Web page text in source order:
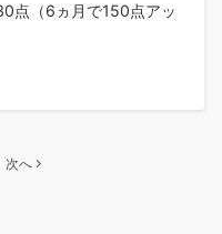
点（6ヵ月で150点アッ
次へ